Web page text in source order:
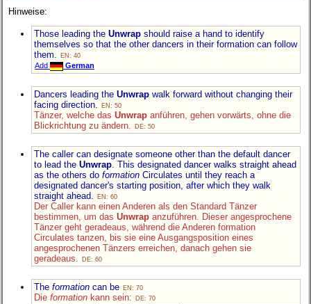
Hinweise:
Those leading the Unwrap should raise a hand to identify
themselves so that the other dancers in their formation can follow
them.
EN: 40
Add German
Dancers leading the Unwrap walk forward without changing their
facing direction.
EN: 50
Tänzer, welche das Unwrap anführen, gehen vorwärts, ohne die
Blickrichtung zu ändern.
DE: 50
The caller can designate someone other than the default dancer
to lead the Unwrap . This designated dancer walks straight ahead
as the others do formation Circulates until they reach a
designated dancer's starting position, after which they walk
straight ahead.
EN: 60
Der Caller kann einen Anderen als den Standard Tänzer
bestimmen, um das Unwrap anzuführen. Dieser angesprochene
Tänzer geht geradeaus, während die Anderen formation
Circulates tanzen, bis sie eine Ausgangsposition eines
angesprochenen Tänzers erreichen, danach gehen sie
geradeaus.
DE: 60
The formation can be EN: 70
Die formation kann sein: DE: 70